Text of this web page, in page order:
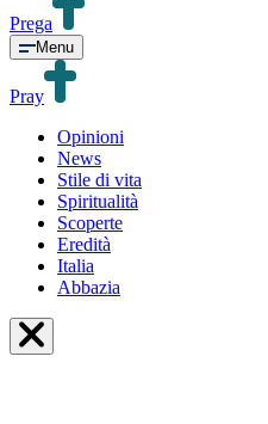
Prega
Menu
Pray
Opinioni
News
Stile di vita
Spiritualità
Scoperte
Eredità
Italia
Abbazia